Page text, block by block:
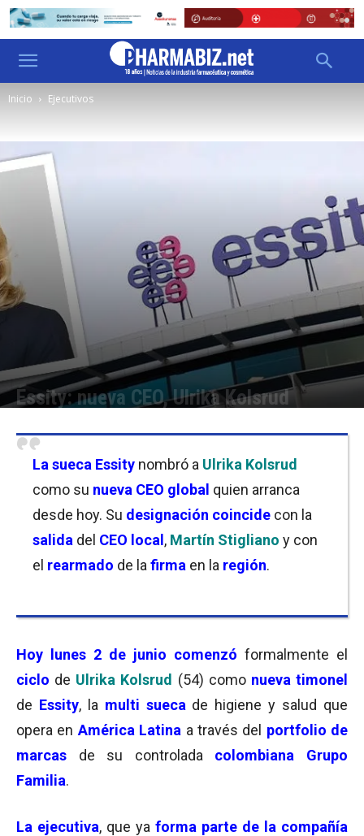
Inicio Ejecutivos
Essity: nueva CEO, Ulrika Kolsrud
La sueca Essity nombró a Ulrika Kolsrud
como su nueva CEO global quien arranca
desde hoy. Su designación coincide con la
salida del CEO local , Martín Stigliano y con
el rearmado de la firma en la región.
Hoy lunes 2 de junio comenzó formalmente el
ciclo de Ulrika Kolsrud (54) comonueva timonel
de Essity, la multi sueca de higiene y salud que
opera en América Latina a través del portfolio de
marcas
de su controlada colombiana Grupo
Familia.
La ejecutiva, que ya forma parte de la compañía